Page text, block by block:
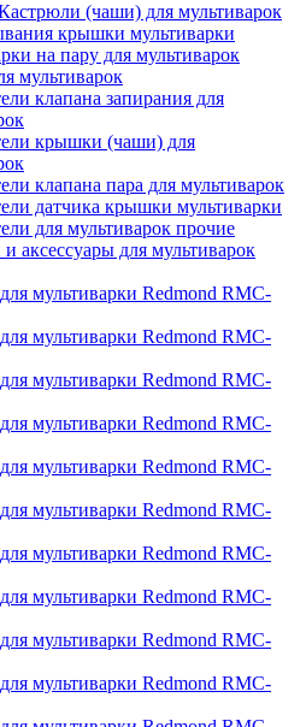
(чаши) для мультиварок
крышки мультиварки
на пару для мультиварок
мультиварок
клапана запирания для
крышки (чаши) для
клапана пара для мультиварок
датчика крышки мультиварки
для мультиварок прочие
аксессуары для мультиварок
мультиварки Redmond RMC-
мультиварки Redmond RMC-
мультиварки Redmond RMC-
мультиварки Redmond RMC-
мультиварки Redmond RMC-
мультиварки Redmond RMC-
мультиварки Redmond RMC-
мультиварки Redmond RMC-
мультиварки Redmond RMC-
мультиварки Redmond RMC-